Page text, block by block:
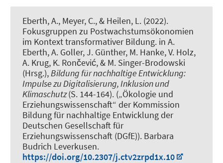
Eberth, A., Meyer, C., & Heilen, L. (2022).
Fokusgruppen zu Postwachstumsökonomien
im Kontext transformativer Bildung. in A.
Eberth, A. Goller, J. Günther, M. Hanke, V. Holz,
A. Krug, K. Rončević, & M. Singer-Brodowski
(Hrsg.),Bildung für nachhaltige Entwicklung:
Impulse zu Digitalisierung, Inklusion und
Klimaschutz(S. 144-164). („Ökologie und
Erziehungswissenschaft“ der Kommission
Bildung für nachhaltige Entwicklung der
Deutschen Gesellschaft für
Erziehungswissenschaft (DGfE)). Barbara
Budrich Leverkusen.
https://doi.org/10.2307/j.ctv2zrpd1x.10